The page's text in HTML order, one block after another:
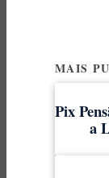
MAIS
Pix
a